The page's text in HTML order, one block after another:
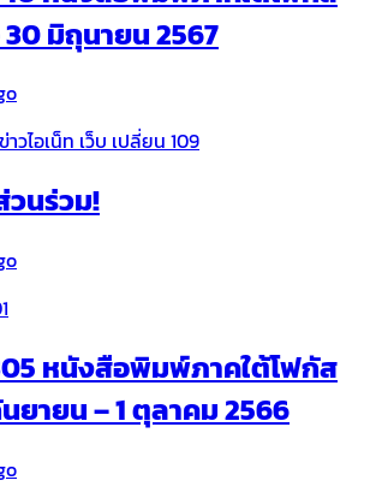
มิถุนายน 2567
นร่วม!
หนังสือพิมพ์ภาคใต้โฟกัส
ยายน – 1 ตุลาคม 2566